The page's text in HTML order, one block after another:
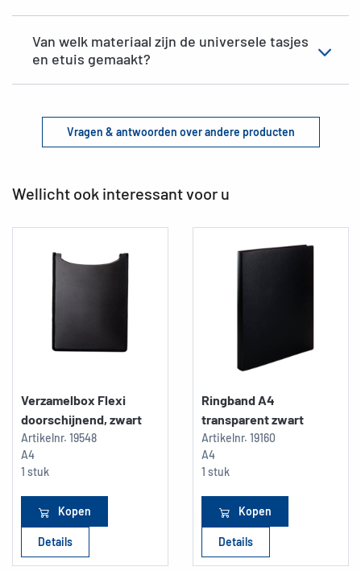
Van welk materiaal zijn de universele tasjes
en etuis gemaakt?
Vragen & antwoorden over andere producten
Wellicht ook interessant voor u
Verzamelbox Flexi
doorschijnend, zwart
Artikelnr. 19548
A4
1 stuk
Kopen
Details
Ringband A4
transparent zwart
Artikelnr. 19160
A4
1 stuk
Kopen
Details